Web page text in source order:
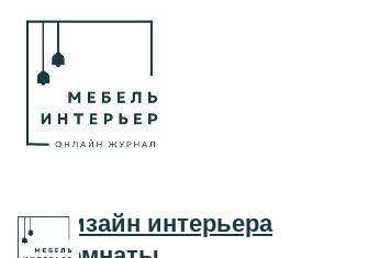
Дизайн интерьера